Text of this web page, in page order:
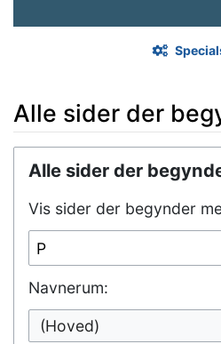
Alle sider der
Alle sider der
Vis sider der begynder
Navnerum:
(Hoved)